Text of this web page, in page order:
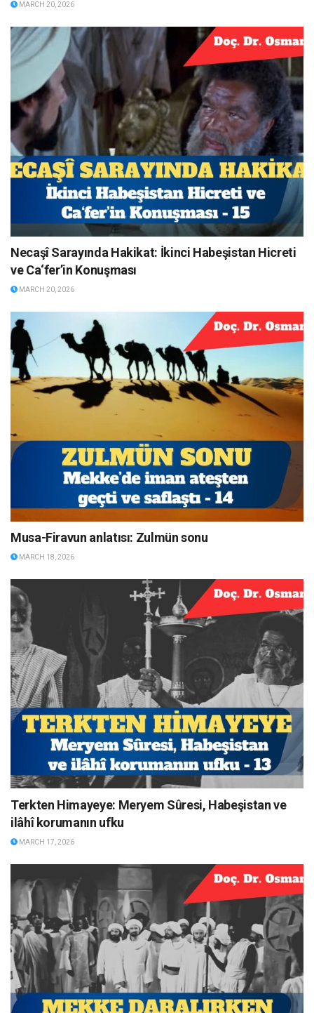
MARCH 20, 2026
Necaşî Sarayında Hakikat: İkinci Habeşistan Hicreti
ve Ca‘fer’in Konuşması
MARCH 20, 2026
Musa-Firavun anlatısı: Zulmün sonu
MARCH 18, 2026
Terkten Himayeye: Meryem Sûresi, Habeşistan ve
ilâhî korumanın ufku
MARCH 17, 2026